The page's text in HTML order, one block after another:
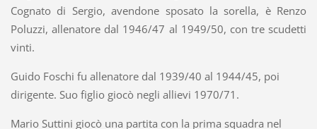
Cognato di Sergio, avendone sposato la sorella, è Renzo
Poluzzi, allenatore dal 1946/47 al 1949/50, con tre scudetti
vinti.
Guido Foschi fu allenatore dal 1939/40 al 1944/45, poi
dirigente. Suo figlio giocò negli allievi 1970/71.
Mario Suttini giocò una partita con la prima squadra nel